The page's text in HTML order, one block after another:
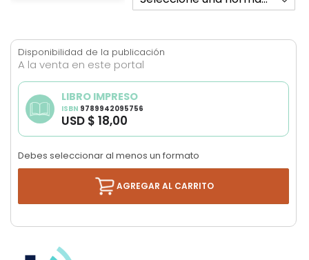
beginning
of
the
images
gallery
Disponibilidad de la publicación
A la venta en este portal
LIBRO IMPRESO
ISBN 9789942095756
USD $ 18,00
Debes seleccionar al menos un formato
AGREGAR AL CARRITO